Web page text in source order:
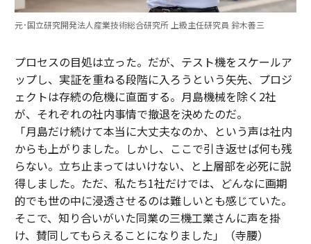
元･国立研究開発法人産業技術総合研究所 上級主任研究員 鈴木善三
プロセスの目処は立った。だが、テスト機をスケールア
ップし、実証を重ねる段階に入ろうという矢先、プロジ
ェクトは存続の危機に直面する。月島機械を除く2社
が、それぞれの社内事情で撤退を決めたのだ。
「月島だけ続けて本当に大丈夫なのか、という声は社内
からも上がりました。しかし、ここで引き返せば何も残
らない。立ち止まってはいけない、と上層部を必死に説
得しました。ただ、私たち1社だけでは、どんなに画期
的でも世の中に浸透させるのは難しいとも感じていた。
そこで、知り合いがいた同業の三機工業さんに声を掛
け、賛同してもらえることになりました」（寺腰）